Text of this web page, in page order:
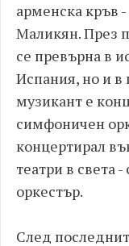
арменска кръв
Маликян. През
се превърна в
Испания, но и в
музикант е
симфоничен
концертирал
театри в света
оркестър.
След